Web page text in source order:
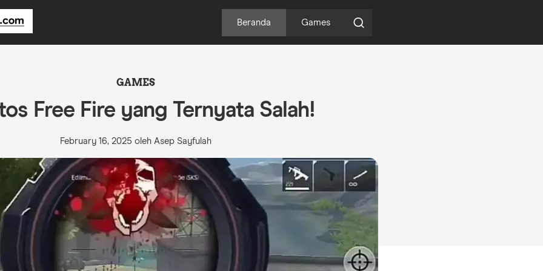
Beranda Games
GAMES
Free Fire yang Ternyata Salah!
February 16, 2025 oleh Asep Sayfulah